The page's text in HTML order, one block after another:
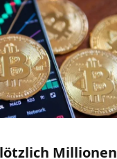
Millionen